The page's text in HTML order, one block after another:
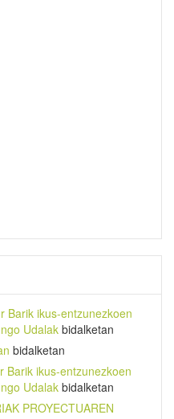
Barik ikus-entzunezkoen
Udalak bidalketan
bidalketan
Barik ikus-entzunezkoen
Udalak bidalketan
PROYECTUAREN